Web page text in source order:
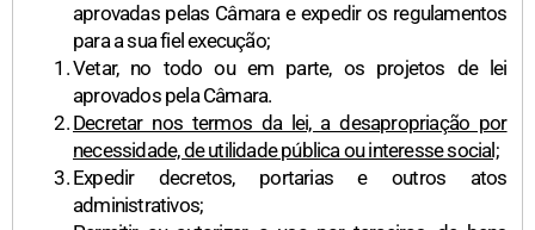
aprovadas pelas Câmara e expedir os regulamentos
para a sua fiel execução;
Vetar, no todo ou em parte, os projetos de lei
aprovados pela Câmara.
Decretar nos termos da lei, a desapropriação por
necessidade, de utilidade pública ou interesse social;
Expedir decretos, portarias e outros atos
administrativos;